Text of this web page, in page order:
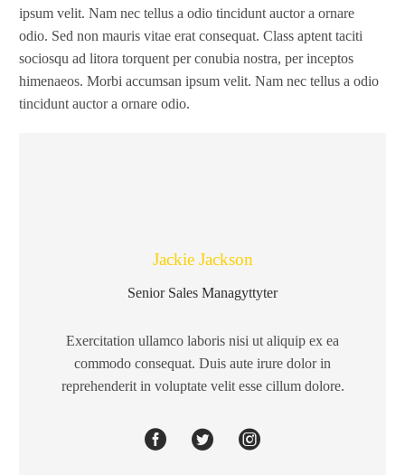
Jackie Jackson
Senior Sales Managyttyter
Exercitation ullamco laboris nisi ut aliquip ex ea
commodo consequat. Duis aute irure dolor in
reprehenderit in voluptate velit esse cillum dolore.
ipsum velit. Nam nec tellus a odio tincidunt auctor a ornare
odio. Sed non mauris vitae erat consequat. Class aptent taciti
sociosqu ad litora torquent per conubia nostra, per inceptos
himenaeos. Morbi accumsan ipsum velit. Nam nec tellus a odio
tincidunt auctor a ornare odio.